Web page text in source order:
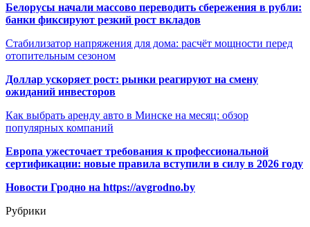
Белорусы начали массово переводить сбережения в рубли:
банки фиксируют резкий рост вкладов
Стабилизатор напряжения для дома: расчёт мощности перед
отопительным сезоном
Доллар ускоряет рост: рынки реагируют на смену
ожиданий инвесторов
Как выбрать аренду авто в Минске на месяц: обзор
популярных компаний
Европа ужесточает требования к профессиональной
сертификации: новые правила вступили в силу в 2026 году
Новости Гродно на https://avgrodno.by
Рубрики